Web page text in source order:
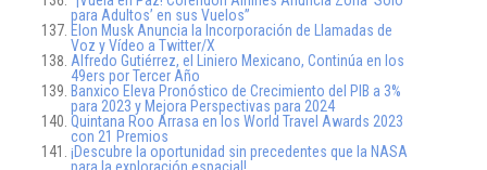
para Adultos’ en sus Vuelos”
Elon Musk Anuncia la Incorporación de Llamadas de
Voz y Vídeo a Twitter/X
Alfredo Gutiérrez, el Liniero Mexicano, Continúa en los
49ers por Tercer Año
Banxico Eleva Pronóstico de Crecimiento del PIB a 3%
para 2023 y Mejora Perspectivas para 2024
Quintana Roo Arrasa en los World Travel Awards 2023
con 21 Premios
¡Descubre la oportunidad sin precedentes que la NASA